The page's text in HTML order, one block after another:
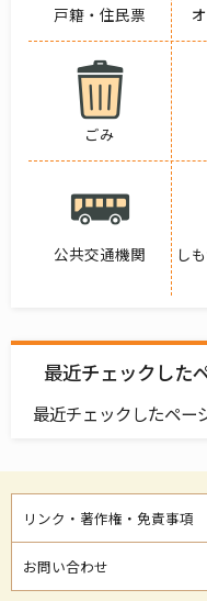
戸籍・住民票
ごみ
公共交通機関
し
最近チェックした
最近チェックしたペー
リンク・著作権・免責事項
お問い合わせ